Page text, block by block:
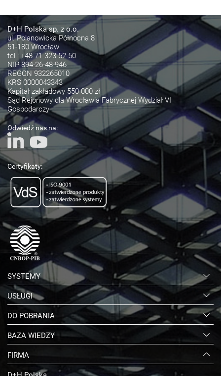
D+H Polska sp. z o.o.
ul. Polanowicka Północna 8
51-180 Wrocław
tel.: +48 71 323 52 50
NIP 894-26-48-946
REGON 932265010
KRS 0000043343
Kapitał zakładowy 550 000 zł
Sąd Rejonowy dla Wrocławia Fabrycznej Wydział VI
Gospodarczy
Odwiedź nas na:
Certyfikaty:
SYSTEMY
USŁUGI
DO POBRANIA
BAZA WIEDZY
FIRMA